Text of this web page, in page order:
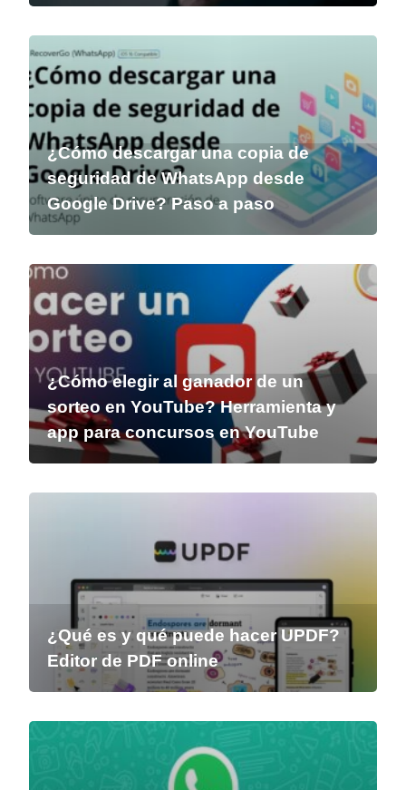
¿Cómo descargar una copia de
seguridad de WhatsApp desde
Google Drive? Paso a paso
¿Cómo elegir al ganador de un
sorteo en YouTube? Herramienta y
app para concursos en YouTube
¿Qué es y qué puede hacer UPDF?
Editor de PDF online